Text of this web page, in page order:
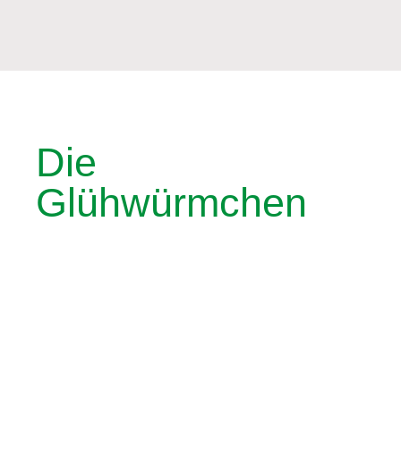
Die
Glühwürmchen